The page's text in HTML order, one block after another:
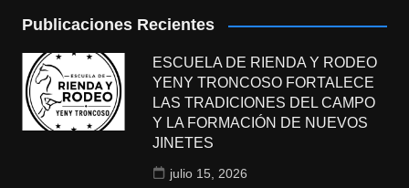
Publicaciones Recientes
ESCUELA DE RIENDA Y RODEO
YENY TRONCOSO FORTALECE
LAS TRADICIONES DEL CAMPO
Y LA FORMACIÓN DE NUEVOS
JINETES
julio 15, 2026